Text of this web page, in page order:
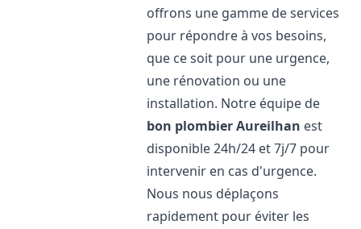
offrons une gamme de services
pour répondre à vos besoins,
que ce soit pour une urgence,
une rénovation ou une
installation. Notre équipe de
bon plombierAureilhan est
disponible 24h/24 et 7j/7 pour
intervenir en cas d'urgence.
Nous nous déplaçons
rapidement pour éviter les